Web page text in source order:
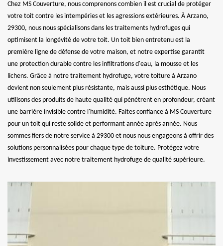
Chez MS Couverture, nous comprenons combien il est crucial de protéger
votre toit contre les intempéries et les agressions extérieures. À Arzano,
29300, nous nous spécialisons dans les traitements hydrofuges qui
optimisent la longévité de votre toit. Un toit bien entretenu est la
première ligne de défense de votre maison, et notre expertise garantit
une protection durable contre les infiltrations d'eau, la mousse et les
lichens. Grâce à notre traitement hydrofuge, votre toiture à Arzano
devient non seulement plus résistante, mais aussi plus esthétique. Nous
utilisons des produits de haute qualité qui pénètrent en profondeur, créant
une barrière invisible contre l'humidité. Faites confiance à MS Couverture
pour un toit qui reste solide et performant année après année. Nous
sommes fiers de notre service à 29300 et nous nous engageons à offrir des
solutions personnalisées pour chaque type de toiture. Protégez votre
investissement avec notre traitement hydrofuge de qualité supérieure.